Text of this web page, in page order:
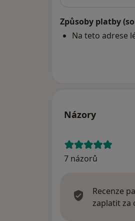
Způsoby platby
Na teto adrese
Názory
7 názorů
Recenze
zaplatit za